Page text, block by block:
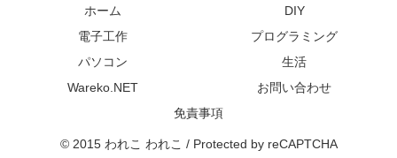
ホーム
DIY
電子工作
プログラミング
パソコン
生活
Wareko.NET
お問い合わせ
免責事項
© 2015 われこ われこ / Protected by reCAPTCHA